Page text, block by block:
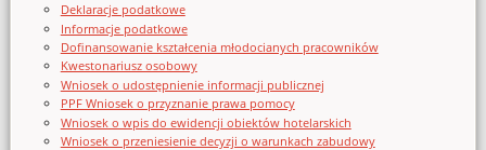
Deklaracje podatkowe
Informacje podatkowe
Dofinansowanie kształcenia młodocianych pracowników
Kwestonariusz osobowy
Wniosek o udostępnienie informacji publicznej
PPF Wniosek o przyznanie prawa pomocy
Wniosek o wpis do ewidencji obiektów hotelarskich
Wniosek o przeniesienie decyzji o warunkach zabudowy